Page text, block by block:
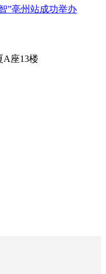
”亳州站成功举办
A座13楼